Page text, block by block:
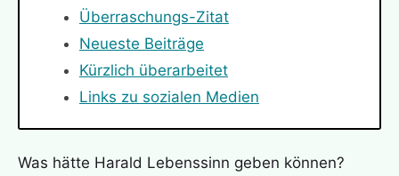
Überraschungs-Zitat
Neueste Beiträge
Kürzlich überarbeitet
Links zu sozialen Medien
Was hätte Harald Lebenssinn geben können?